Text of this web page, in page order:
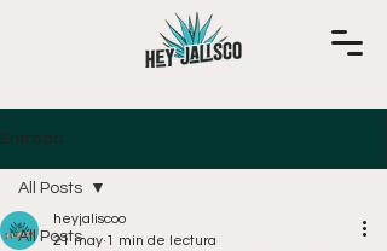
Entrada
All Posts
All Posts
heyjaliscoo
21 may 1 min de lectura